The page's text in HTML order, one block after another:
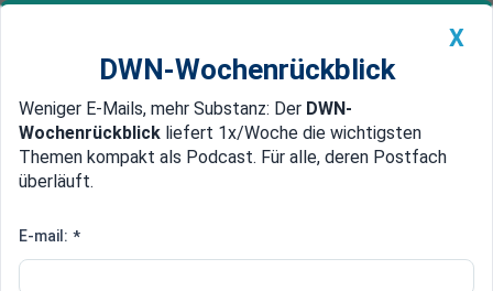
Newsticker MEIN DWN: Geldanlage Premium
Edelmetalle DWN-Magazin China
Rente mit 70: Vorstoß von
X
DWN-Wochenrückblick
Weniger E-Mails, mehr Substanz: Der DWN-
Wochenrückblick liefert 1x/Woche die wichtigsten
Themen kompakt als Podcast. Für alle, deren Postfach
überläuft.
E-mail: *